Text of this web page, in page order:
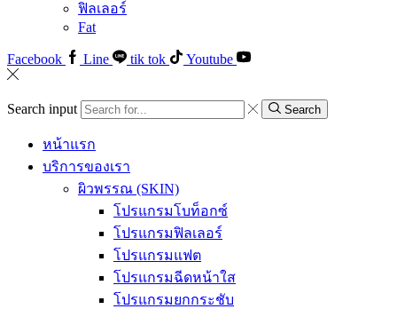
ฟิลเลอร์
Fat
Facebook Line tik tok Youtube
Search input Search
หน้าแรก
บริการของเรา
ผิวพรรณ (SKIN)
โปรแกรมโบท็อกซ์
โปรแกรมฟิลเลอร์
โปรแกรมแฟต
โปรแกรมฉีดหน้าใส
โปรแกรมยกกระชับ